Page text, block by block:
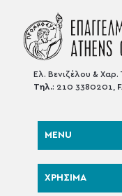
Ελ. Βενιζέλου &
Τηλ.: 210 3380201,
MENU
ΧΡΗΣΙΜΑ